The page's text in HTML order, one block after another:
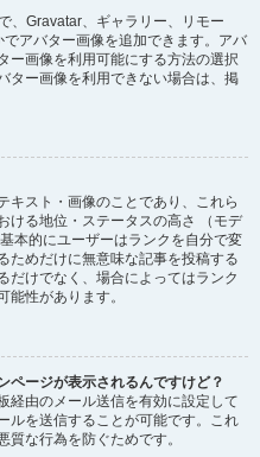
、Gravatar、ギャラリー、リモー
アバター画像を追加できます。アバ
ー画像を利用可能にする方法の選択
ター画像を利用できない場合は、掲
キスト・画像のことであり、これら
ける地位・ステータスの高さ （モデ
本的にユーザーはランクを自分で変
ためだけに無意味な記事を投稿する
だけでなく、場合によってはランク
能性があります。
ページが表示されるんですけど？
経由のメール送信を有効に設定して
ルを送信することが可能です。これ
な行為を防ぐためです。